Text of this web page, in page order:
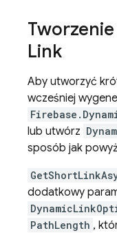
Link
Aby utworzyć
wcześniej
lub utwórz
sposób jak
dodatkowy
PathLength ,